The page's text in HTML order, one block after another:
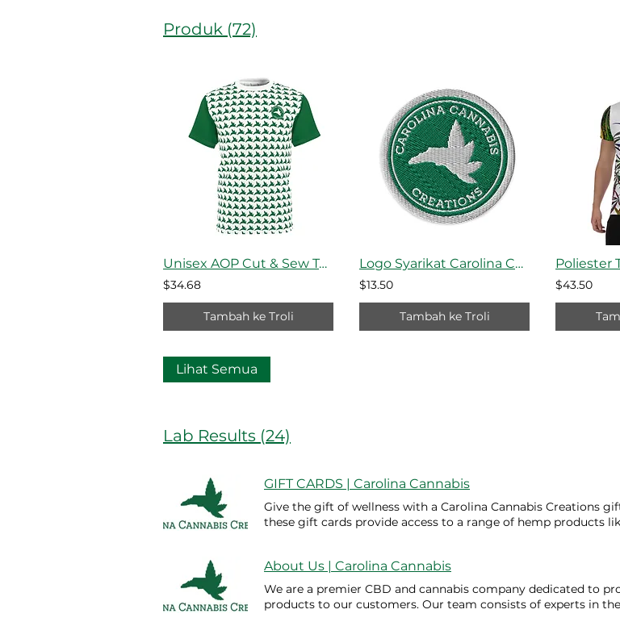
Produk (72)
Unisex AOP Cut & Sew Tee
$34.68
Tambah ke Troli
Logo Syarikat Carolina Cannabis Creations - Tampalan bersulam
$13.50
Tambah ke Troli
$43.50
Lihat Semua
Lab Results (24)
GIFT CARDS | Carolina Cannabis
Give the gift of wellness with a Carolina Cannabis Creations
these gift cards provide access to a range of hemp products
Spectrum, and CBD Isolate products. Jingle Joint Junction $25
Kuantiti Beli Sekarang
About Us | Carolina Cannabis
We are a premier CBD and cannabis company dedicated to
products to our customers. Our team consists of experts in